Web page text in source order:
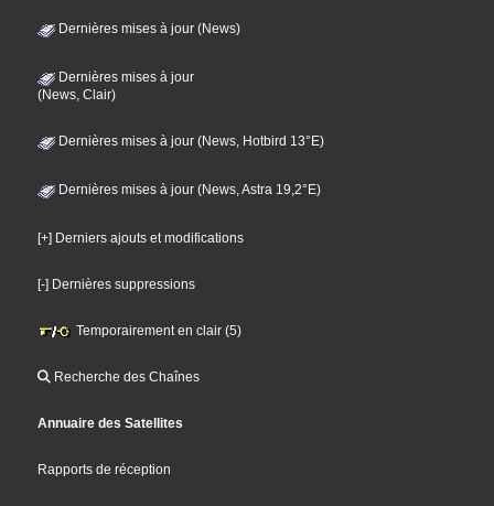
Dernières mises à jour (News)
Dernières mises à jour
(News, Clair)
Dernières mises à jour (News, Hotbird 13°E)
Dernières mises à jour (News, Astra 19,2°E)
[+] Derniers ajouts et modifications
[-] Dernières suppressions
Temporairement en clair (5)
Recherche des Chaînes
Annuaire des Satellites
Rapports de réception